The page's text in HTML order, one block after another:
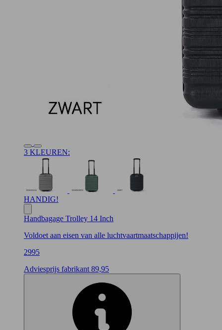
3 KLEUREN:
HANDIG!
Handbagage Trolley 14 Inch
Voldoet aan eisen van alle luchtvaartmaatschappijen!
2995
Adviesprijs fabrikant 89,95